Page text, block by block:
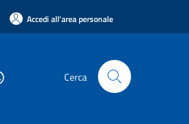
Accedi all'area personale
Cerca